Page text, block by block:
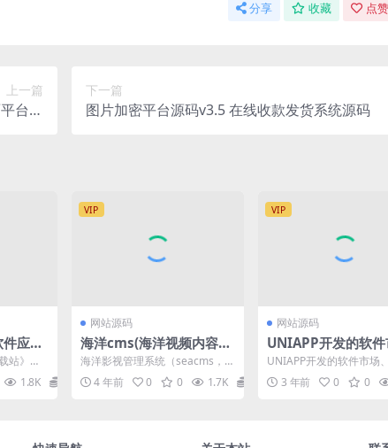
分享 收藏 点
上一篇
台可
下一篇
图片加密平台源码v3.5 在线收款发货系统源码
应用
站》软
面精
1.8K
VIP
网站源码
海洋cms(海洋视频内容管
理系统) v12.6 bulid2209
21
海洋影视管理系统（seacms，海
洋cms）是一套专为不同需求的
站长而设计的视频...
4 年前 0 0 1.7K
VIP
网站源码
UNIAPP开发的软
场、软件库、软件
端源码
UNIAPP开发的软件市场
库、软件下载多端源码，
款基于Typech...
3 年前 0 0